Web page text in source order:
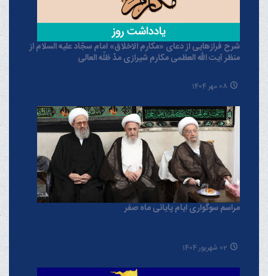
شرح فرازهایی از دعای «مکارم الاخلاق» امام سجّاد علیه السلام از
منظر آیت الله العظمی مکارم شیرازی مدّ ظلّه العالی
08 مهر 1404
مراسم سوگواری ایام پایانی ماه صفر
02 شهریور 1404